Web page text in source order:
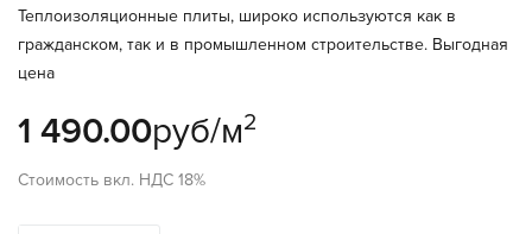
Теплоизоляционные плиты, широко используются как в
гражданском, так и в промышленном строительстве. Выгодная
цена
1 490.00руб/м2
Стоимость вкл. НДС 18%